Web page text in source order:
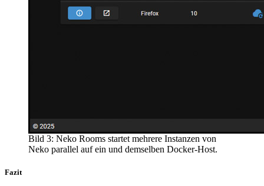
Bild 3: Neko Rooms startet mehrere Instanzen von
Neko parallel auf ein und demselben Docker-Host.
Fazit